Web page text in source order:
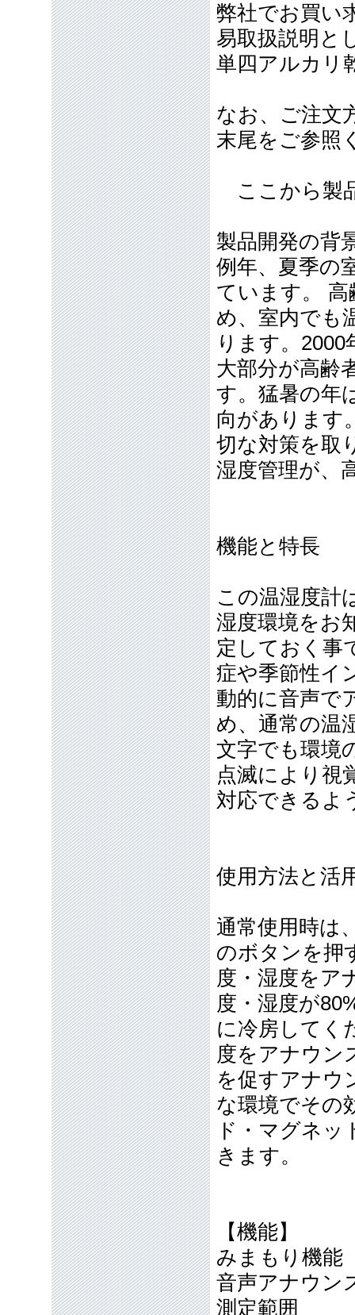
弊社でお買い
易取扱説明と
単四アルカリ
なお、ご注文
末尾をご参照
ここから製
製品開発の背
例年、夏季の
ています。
め、室内でも
ります。
大部分が高齢
す。猛暑の年
向があります
切な対策を取
湿度管理が、
機能と特長
この温湿度計
湿度環境をお
定しておく事
症や季節性イ
動的に音声で
め、通常の温
文字でも環境
点滅により視
対応できるよ
使用方法と活
通常使用時は
のボタンを押
度・湿度をア
度・湿度が
に冷房してく
度をアナウン
を促すアナウ
な環境でその
ド・マグネッ
きます。
【機能】
みまもり機能
音声アナウン
測定範囲